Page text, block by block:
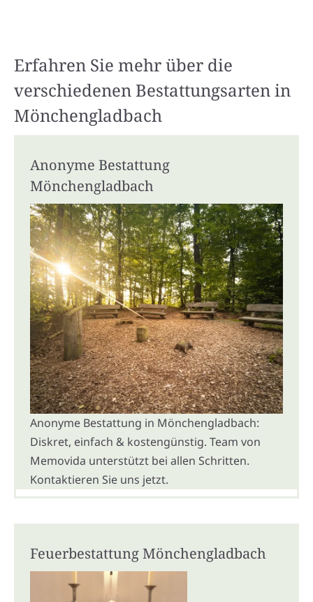
Erfahren Sie mehr über die
verschiedenen Bestattungsarten in
Mönchengladbach
Anonyme Bestattung
Mönchengladbach
Anonyme Bestattung in Mönchengladbach:
Diskret, einfach & kostengünstig. Team von
Memovida unterstützt bei allen Schritten.
Kontaktieren Sie uns jetzt.
Feuerbestattung Mönchengladbach